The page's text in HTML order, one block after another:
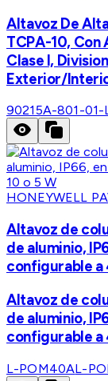
Altavoz De
TCPA-10, Con
Clase I,
Exterior/
90215A-801-01-
HONEYWELL
Altavoz de
de aluminio,
configurable a
Altavoz de
de aluminio,
configurable a
L-POM40AL-